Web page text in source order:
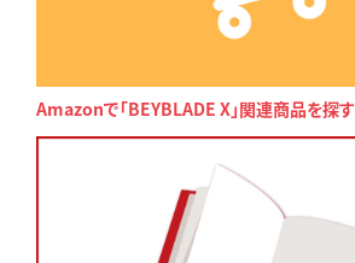
Amazonで「BEYBLADE X」関連商品を探す